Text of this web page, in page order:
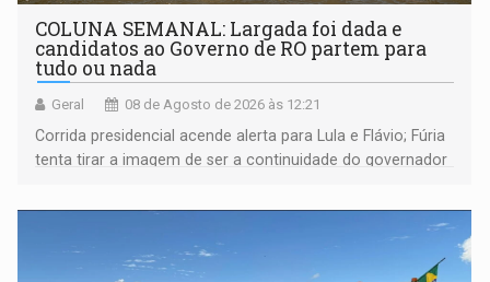
COLUNA SEMANAL: Largada foi dada e
candidatos ao Governo de RO partem para
tudo ou nada
Geral 08 de Agosto de 2026 às 12:21
Corrida presidencial acende alerta para Lula e Flávio; Fúria
tenta tirar a imagem de ser a continuidade do governador
não ter entrado no modo eleição; ABAV faz evento em